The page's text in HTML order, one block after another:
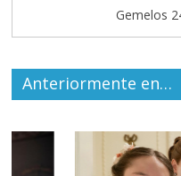
Gemelos
Anteriormente en…